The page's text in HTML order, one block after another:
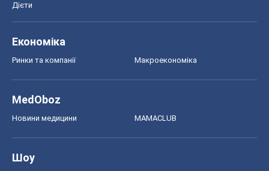
Дієти
Економіка
Ринки та компанії Макроекономіка
MedOboz
Новини медицини MAMACLUB
Шоу